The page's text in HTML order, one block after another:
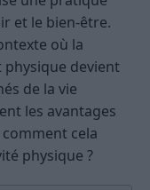
et le bien-être.
où la
physique devient
de la vie
les avantages
cela
physique ?